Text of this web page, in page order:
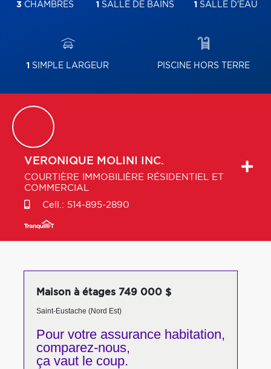
3 CHAMBRES 1 SALLE DE BAINS 1 SALLE D'EAU
1 SIMPLE LARGEUR PISCINE HORS TERRE
VERONIQUE MOLINI INC.
COURTIÈRE IMMOBILIÈRE RÉSIDENTIEL ET
COMMERCIAL
Cell.: 514-895-2890
Maison à étages 749 000 $
Saint-Eustache (Nord Est)
Pour votreassurance habitation,
comparez-nous,
ça vaut le coup.